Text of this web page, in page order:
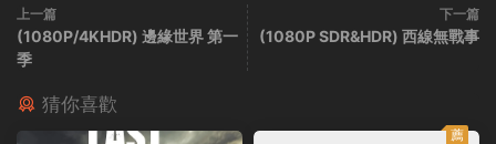
上一篇
(1080P/4KHDR) 邊緣世界 第一
季
下一篇
(1080P SDR&HDR) 西線無戰事
猜你喜歡
薦